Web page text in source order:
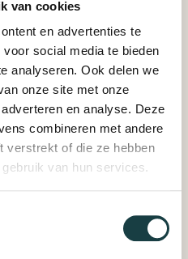
van cookies
en advertenties te
social media te bieden
analyseren. Ook delen we
onze site met onze
en analyse. Deze
combineren met andere
verstrekt of die ze hebben
van hun services.